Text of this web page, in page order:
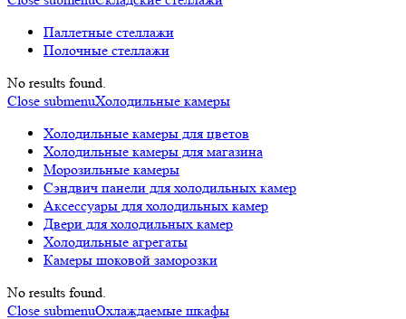
Паллетные стеллажи
Полочные стеллажи
No results found.
Close submenuХолодильные камеры
Холодильные камеры для цветов
Холодильные камеры для магазина
Морозильные камеры
Сэндвич панели для холодильных камер
Аксессуары для холодильных камер
Двери для холодильных камер
Холодильные агрегаты
Камеры шоковой заморозки
No results found.
Close submenuОхлаждаемые шкафы